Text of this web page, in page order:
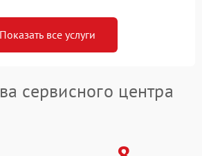
Показать все услуги
сервисного центра